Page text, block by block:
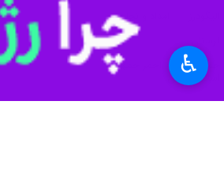
امداد و نجات
جمعیت هلال احمر جمهوری
اسلامی ایران
♿︎